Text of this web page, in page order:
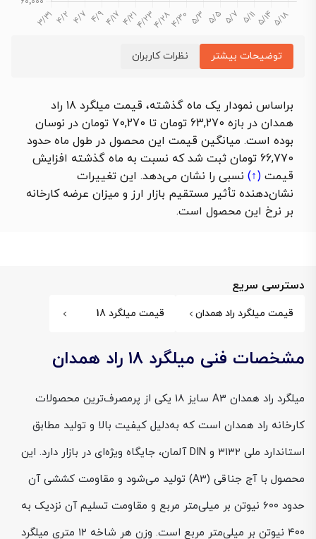
توضیحات بیشتر نظرات کاربران
براساس نمودار یک ماه گذشته، قیمت میلگرد 18 راد
همدان در بازه 63,270 تومان تا 70,270 تومان در نوسان
بوده است. میانگین قیمت این محصول در طول ماه حدود
66,770 تومان ثبت شد که نسبت به ماه گذشته
افزایش
قیمت (↑) نسبی را نشان می‌دهد. این تغییرات
نشان‌دهنده تأثیر مستقیم بازار ارز و میزان عرضه کارخانه
بر نرخ این محصول است.
دسترسی سریع
قیمت میلگرد راد همدان قیمت میلگرد 18
مشخصات فنی میلگرد 18 راد همدان
میلگرد راد همدان A3 سایز 18 یکی از پرمصرف‌ترین محصولات
کارخانه راد همدان است که به‌دلیل کیفیت بالا و تولید مطابق
استاندارد ملی ۳۱۳۲ و DIN آلمان، جایگاه ویژه‌ای در بازار دارد. این
محصول با آج جناقی (A3) تولید می‌شود و مقاومت کششی آن
حدود ۶۰۰ نیوتن بر میلی‌متر مربع و مقاومت تسلیم آن نزدیک به
۴۰۰ نیوتن بر میلی‌متر مربع است. وزن هر شاخه ۱۲ متری میلگرد